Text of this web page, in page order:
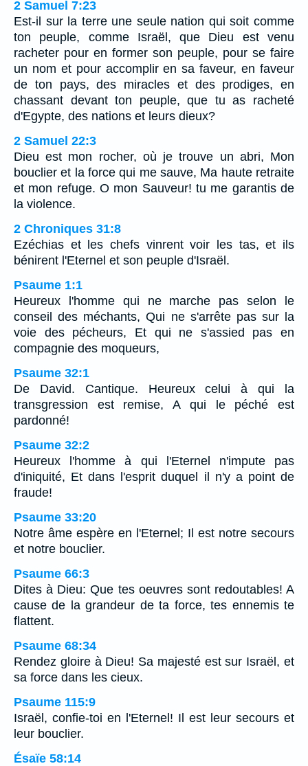
2 Samuel 7:23
Est-il sur la terre une seule nation qui soit comme
ton peuple, comme Israël, que Dieu est venu
racheter pour en former son peuple, pour se faire
un nom et pour accomplir en sa faveur, en faveur
de ton pays, des miracles et des prodiges, en
chassant devant ton peuple, que tu as racheté
d'Egypte, des nations et leurs dieux?
2 Samuel 22:3
Dieu est mon rocher, où je trouve un abri, Mon
bouclier et la force qui me sauve, Ma haute retraite
et mon refuge. O mon Sauveur! tu me garantis de
la violence.
2 Chroniques 31:8
Ezéchias et les chefs vinrent voir les tas, et ils
bénirent l'Eternel et son peuple d'Israël.
Psaume 1:1
Heureux l'homme qui ne marche pas selon le
conseil des méchants, Qui ne s'arrête pas sur la
voie des pécheurs, Et qui ne s'assied pas en
compagnie des moqueurs,
Psaume 32:1
De David. Cantique. Heureux celui à qui la
transgression est remise, A qui le péché est
pardonné!
Psaume 32:2
Heureux l'homme à qui l'Eternel n'impute pas
d'iniquité, Et dans l'esprit duquel il n'y a point de
fraude!
Psaume 33:20
Notre âme espère en l'Eternel; Il est notre secours
et notre bouclier.
Psaume 66:3
Dites à Dieu: Que tes oeuvres sont redoutables! A
cause de la grandeur de ta force, tes ennemis te
flattent.
Psaume 68:34
Rendez gloire à Dieu! Sa majesté est sur Israël, et
sa force dans les cieux.
Psaume 115:9
Israël, confie-toi en l'Eternel! Il est leur secours et
leur bouclier.
Ésaïe 58:14